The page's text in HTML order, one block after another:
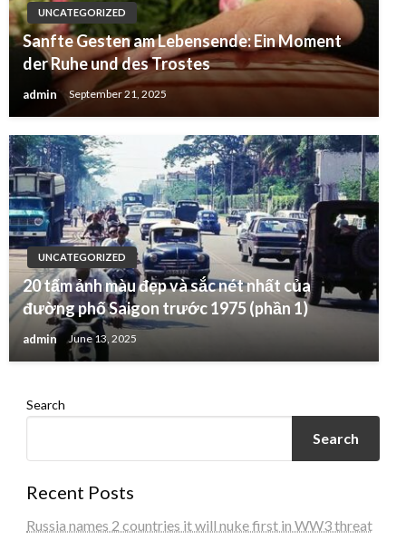
UNCATEGORIZED
Sanfte Gesten am Lebensende: Ein Moment
der Ruhe und des Trostes
admin September 21, 2025
UNCATEGORIZED
20 tấm ảnh màu đẹp và sắc nét nhất của
đường phố Saigon trước 1975 (phần 1)
admin June 13, 2025
Search
Search
Recent Posts
Russia names 2 countries it will nuke first in WW3 threat